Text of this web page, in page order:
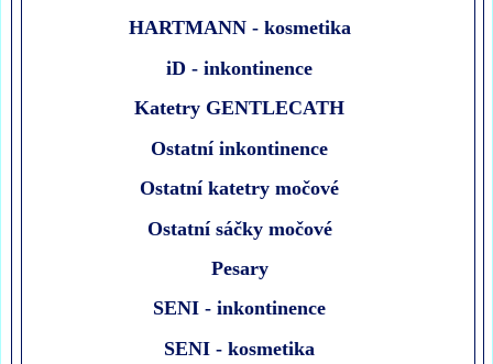
HARTMANN - kosmetika
iD - inkontinence
Katetry GENTLECATH
Ostatní inkontinence
Ostatní katetry močové
Ostatní sáčky močové
Pesary
SENI - inkontinence
SENI - kosmetika